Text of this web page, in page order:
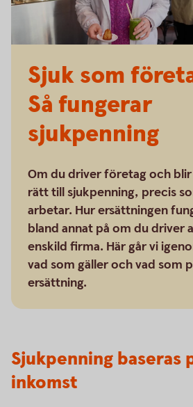
Sjuk som
Så fungerar
sjukpenning
Om du driver företag och blir
rätt till sjukpenning, precis
arbetar. Hur ersättningen
bland annat på om du driver
enskild firma. Här går vi
vad som gäller och vad som
ersättning.
Sjukpenning baseras
inkomst